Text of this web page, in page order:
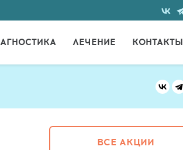
ЛЕЧЕНИЕ КОНТАКТЫ
ВСЕ АКЦИИ